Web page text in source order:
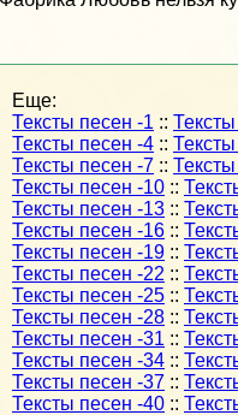
Еще:
Тексты песен -1 ::
Тексты песен -4 ::
Тексты песен -7 ::
Тексты песен -10 ::
Тексты песен -13 ::
Тексты песен -16 ::
Тексты песен -19 ::
Тексты песен -22 ::
Тексты песен -25 ::
Тексты песен -28 ::
Тексты песен -31 ::
Тексты песен -34 ::
Тексты песен -37 ::
Тексты песен -40 ::